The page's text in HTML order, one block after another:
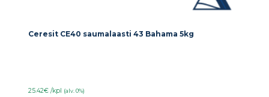
Ceresit CE40 saumalaasti 43 Bahama 5kg
25.42€ /kpl (alv. 0%)